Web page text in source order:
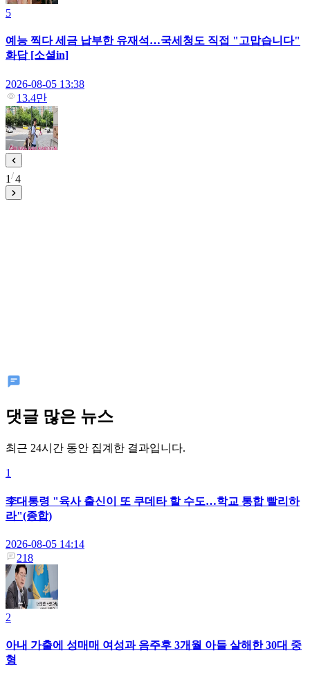
5
예능 찍다 세금 납부한 유재석…국세청도 직접 "고맙습니다"
화답 [소셜in]
2026-08-05 13:38
13.4만
1 4
댓글 많은 뉴스
최근 24시간 동안 집계한 결과입니다.
1
李대통령 "육사 출신이 또 쿠데타 할 수도…학교 통합 빨리하
라"(종합)
2026-08-05 14:14
218
2
아내 가출에 성매매 여성과 음주후 3개월 아들 살해한 30대 중
형